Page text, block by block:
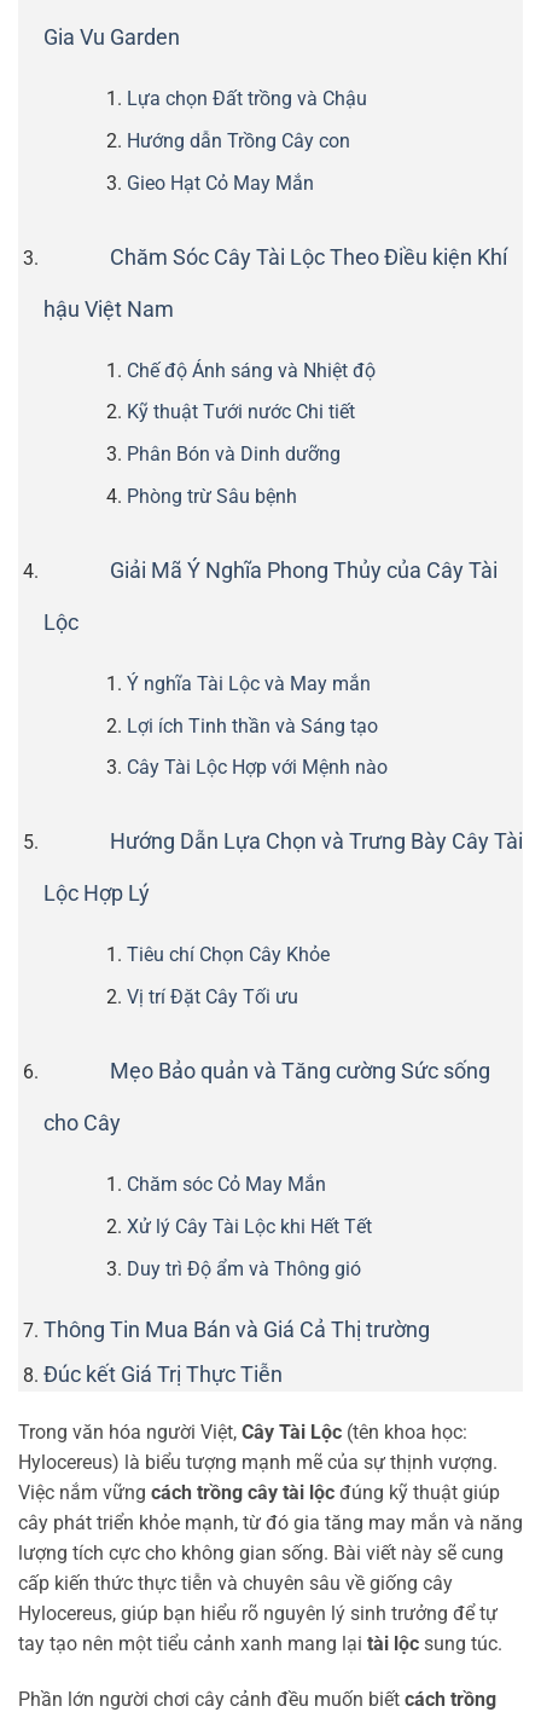
Gia Vu Garden
Lựa chọn Đất trồng và Chậu
Hướng dẫn Trồng Cây con
Gieo Hạt Cỏ May Mắn
Chăm Sóc Cây Tài Lộc Theo Điều kiện Khí
hậu Việt Nam
Chế độ Ánh sáng và Nhiệt độ
Kỹ thuật Tưới nước Chi tiết
Phân Bón và Dinh dưỡng
Phòng trừ Sâu bệnh
Giải Mã Ý Nghĩa Phong Thủy của Cây Tài
Lộc
Ý nghĩa Tài Lộc và May mắn
Lợi ích Tinh thần và Sáng tạo
Cây Tài Lộc Hợp với Mệnh nào
Hướng Dẫn Lựa Chọn và Trưng Bày Cây Tài
Lộc Hợp Lý
Tiêu chí Chọn Cây Khỏe
Vị trí Đặt Cây Tối ưu
Mẹo Bảo quản và Tăng cường Sức sống
cho Cây
Chăm sóc Cỏ May Mắn
Xử lý Cây Tài Lộc khi Hết Tết
Duy trì Độ ẩm và Thông gió
Thông Tin Mua Bán và Giá Cả Thị trường
Đúc kết Giá Trị Thực Tiễn
Trong văn hóa người Việt, Cây Tài Lộc (tên khoa học:
Hylocereus) là biểu tượng mạnh mẽ của sự thịnh vượng.
Việc nắm vững cách trồng cây tài lộc đúng kỹ thuật giúp
cây phát triển khỏe mạnh, từ đó gia tăng may mắn và năng
lượng tích cực cho không gian sống. Bài viết này sẽ cung
cấp kiến thức thực tiễn và chuyên sâu về giống cây
Hylocereus, giúp bạn hiểu rõ nguyên lý sinh trưởng để tự
tay tạo nên một tiểu cảnh xanh mang lại tài lộc sung túc.
Phần lớn người chơi cây cảnh đều muốn biết cách trồng